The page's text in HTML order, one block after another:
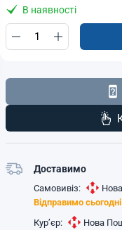
В наявності
Доставимо
Самовивіз:
Відправимо сьогодні
Кур’єр:
Нова